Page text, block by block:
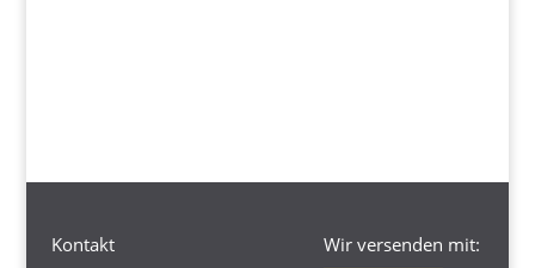
Kontakt
Wir versenden mit: